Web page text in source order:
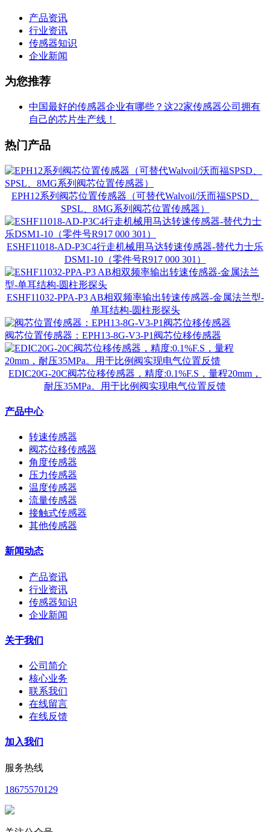
产品资讯
行业资讯
传感器知识
企业新闻
为您推荐
中国最好的传感器企业有哪些？这22家传感器公司拥有
自己的芯片生产线！
热门产品
EPH12系列阀芯位置传感器（可替代Walvoil/沃而福SPSD、
SPSL、8MG系列阀芯位置传感器）
ESHF11018-AD-P3C4行走机械用马达转速传感器-替代力士乐
DSM1-10（零件号R917 000 301）
ESHF11032-PPA-P3 AB相双频率输出转速传感器-金属法兰型-
单耳结构-圆柱形探头
阀芯位置传感器：EPH13-8G-V3-P1阀芯位移传感器
EDIC20G-20C阀芯位移传感器，精度:0.1%F.S，量程20mm，
耐压35MPa。用于比例阀实现电气位置反馈
产品中心
转速传感器
阀芯位移传感器
角度传感器
压力传感器
温度传感器
流量传感器
接触式传感器
其他传感器
新闻动态
产品资讯
行业资讯
传感器知识
企业新闻
关于我们
公司简介
核心业务
联系我们
在线留言
在线反馈
加入我们
服务热线
18675570129